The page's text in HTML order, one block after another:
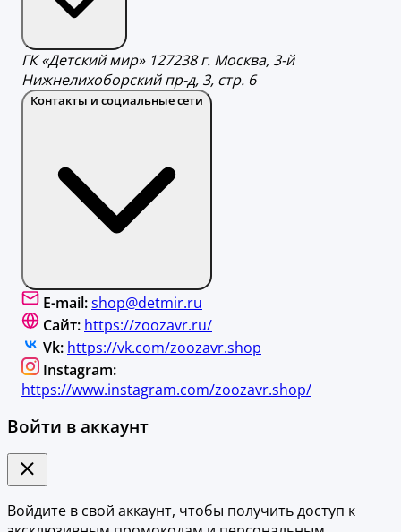
ГК «Детский мир» 127238 г. Москва, 3-й
Нижнелихоборский пр-д, 3, стр. 6
Контакты и социальные сети
E-mail:shop@detmir.ru
Сайт: https://zoozavr.ru/
Vk: https://vk.com/zoozavr.shop
Instagram:
https://www.instagram.com/zoozavr.shop/
Войти в аккаунт
Войдите в свой аккаунт, чтобы получить доступ к